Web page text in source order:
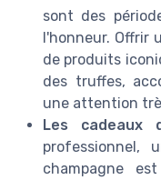
sont des
l'honneur. Offrir
de produits
des truffes,
une attention
Les cadeaux
professionnel,
champagne